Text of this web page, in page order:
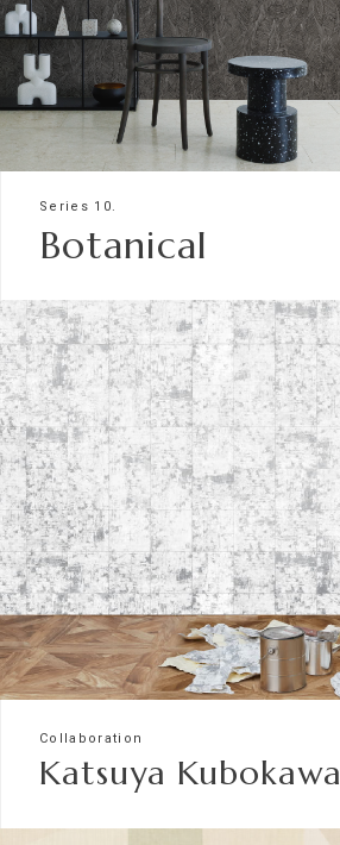
Series 10.
Botanical
Collaboration
Katsuya Kubokawa